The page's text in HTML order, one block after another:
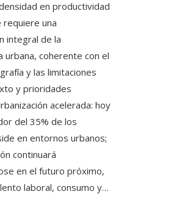
en productividad
una
integral de la
urbana, coherente con el
y las limitaciones
y prioridades
acelerada: hoy
del 35% de los
en entornos urbanos;
continuará
en el futuro próximo,
laboral, consumo y…